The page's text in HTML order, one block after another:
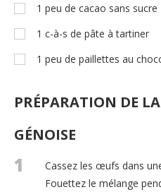
1 peu de cacao sans sucre
1 c-à-s de pâte à tartiner
1 peu de paillettes au
PRÉPARATION DE
GÉNOISE
1
Cassez les œufs dans
Fouettez le mélange